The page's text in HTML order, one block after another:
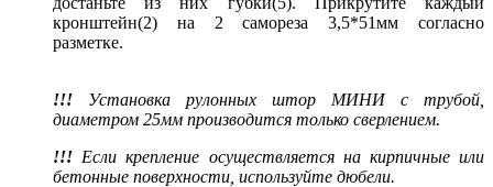
кронштейн(2) на 2 самореза 3,5*51мм согласно
разметке.
!!! Установка рулонных штор МИНИ с трубой,
диаметром 25мм производится только сверлением.
!!! Если крепление осуществляется на кирпичные или
бетонные поверхности, используйте дюбели.